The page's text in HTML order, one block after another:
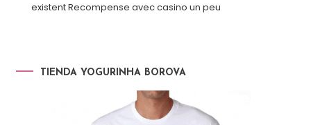
existent Recompense avec casino un peu
TIENDA YOGURINHA BOROVA